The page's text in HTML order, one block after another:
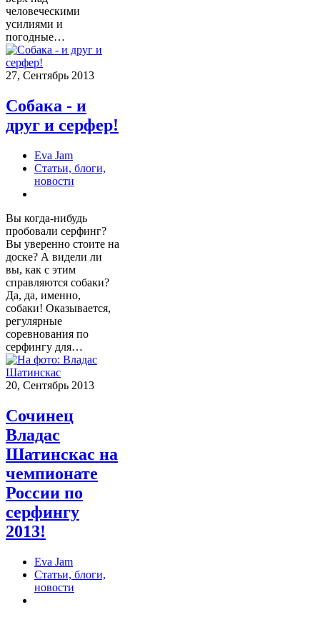
человеческими
усилиями и
погодные…
27, Сентябрь 2013
Собака - и
друг и серфер!
Eva Jam
Статьи, блоги,
новости
Вы когда-нибудь
пробовали серфинг?
Вы уверенно стоите на
доске? А видели ли
вы, как с этим
справляются собаки?
Да, да, именно,
собаки! Оказывается,
регулярные
соревнования по
серфингу для…
20, Сентябрь 2013
Сочинец
Владас
Шатинскас на
чемпионате
России по
серфингу
2013!
Eva Jam
Статьи, блоги,
новости